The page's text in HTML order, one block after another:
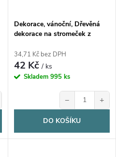
Dekorace, vánoční, Dřevěná
dekorace na stromeček z
1ks
34,71 Kč bez DPH
42 Kč/ ks
Skladem 995 ks
− +
DO KOŠÍKU